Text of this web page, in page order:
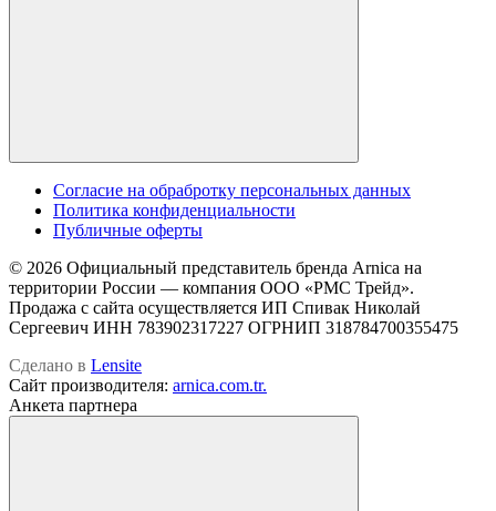
Cогласие на обрабротку персональных данных
Политика конфиденциальности
Публичные оферты
© 2026 Официальный представитель бренда Arnica на
территории России — компания OOO «РМС Трейд».
Продажа с сайта осуществляется ИП Спивак Николай
Сергеевич ИНН 783902317227 ОГРНИП 318784700355475
Сделано в Lensite
Сайт производителя: arnica.com.tr.
Анкета партнера